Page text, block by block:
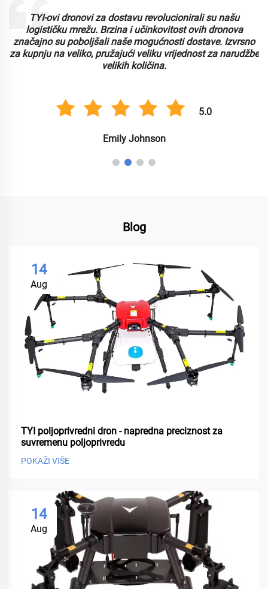
TYI-ovi dronovi za dostavu revolucionirali su našu
logističku mrežu. Brzina i učinkovitost ovih dronova
značajno su poboljšali naše mogućnosti dostave. Izvrsno
za kupnju na veliko, pružajući veliku vrijednost za narudžbe
velikih količina.
5.0
Emily Johnson
Blog
14
Aug
TYI poljoprivredni dron - napredna preciznost za
suvremenu poljoprivredu
POKAŽI VIŠE
14
Aug